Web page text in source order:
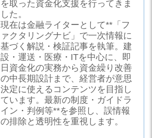
を取った資金化支援を行ってきま
した。
現在は金融ライターとして**「フ
ァクタリングナビ」で一次情報に
基づく解説・検証記事を執筆。建
設・運送・医療・ITを中心に、即
日資金化の実務から資金繰り改善
の中長期設計まで、経営者が意思
決定に使えるコンテンツを目指し
ています。最新の制度・ガイドラ
イン・判例等**を参照し、誤情報
の排除と透明性を重視します。